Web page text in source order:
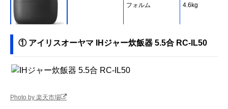
フォルム
4.6kg
ける性能
① アイリスオーヤマ IHジャー炊飯器 5.5合 RC-IL50
Photo by 楽天市場